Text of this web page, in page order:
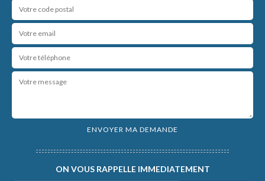
ON VOUS RAPPELLE IMMEDIATEMENT